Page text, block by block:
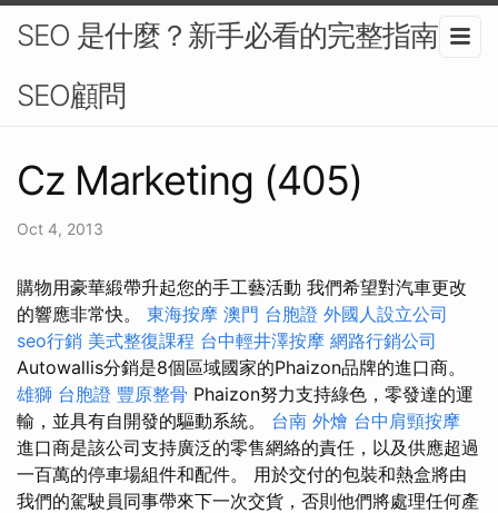
SEO 是什麼？新手必看的完整指南-
SEO顧問
Cz Marketing (405)
Oct 4, 2013
購物用豪華緞帶升起您的手工藝活動 我們希望對汽車更改
的響應非常快。 東海按摩 澳門 台胞證 外國人設立公司
seo行銷 美式整復課程 台中輕井澤按摩 網路行銷公司
Autowallis分銷是8個區域國家的Phaizon品牌的進口商。
雄獅 台胞證 豐原整骨 Phaizon努力支持綠色，零發達的運
輸，並具有自開發的驅動系統。 台南 外燴 台中肩頸按摩
進口商是該公司支持廣泛的零售網絡的責任，以及供應超過
一百萬的停車場組件和配件。 用於交付的包裝和熱盒將由
我們的駕駛員同事帶來下一次交貨，否則他們將處理任何產